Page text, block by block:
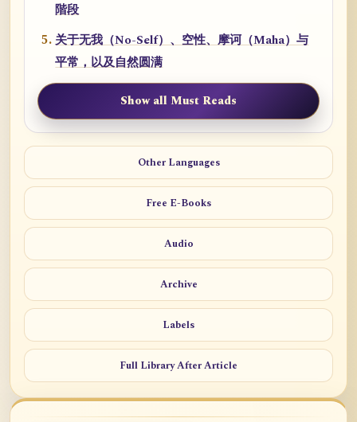
階段
关于无我（No-Self）、空性、摩诃（Maha）与
平常，以及自然圆满
Show all Must Reads
Other Languages
Free E-Books
Audio
Archive
Labels
Full Library After Article